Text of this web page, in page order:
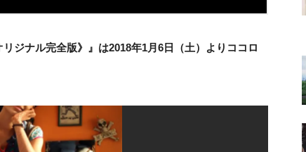
ジナル完全版》』は2018年1月6日（土）よりココロ